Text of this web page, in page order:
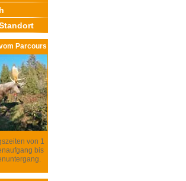
Parcours
von 1
bis